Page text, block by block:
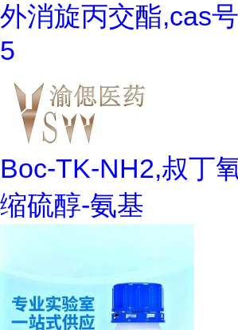
外消旋丙交酯,cas
5
Boc-TK-NH2,叔丁
缩硫醇-氨基